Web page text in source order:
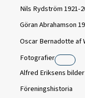
Nils Rydström 1921-
Göran Abrahamson
Oscar Bernadotte af
Fotografier
Alfred Eriksens bilder
Föreningshistoria